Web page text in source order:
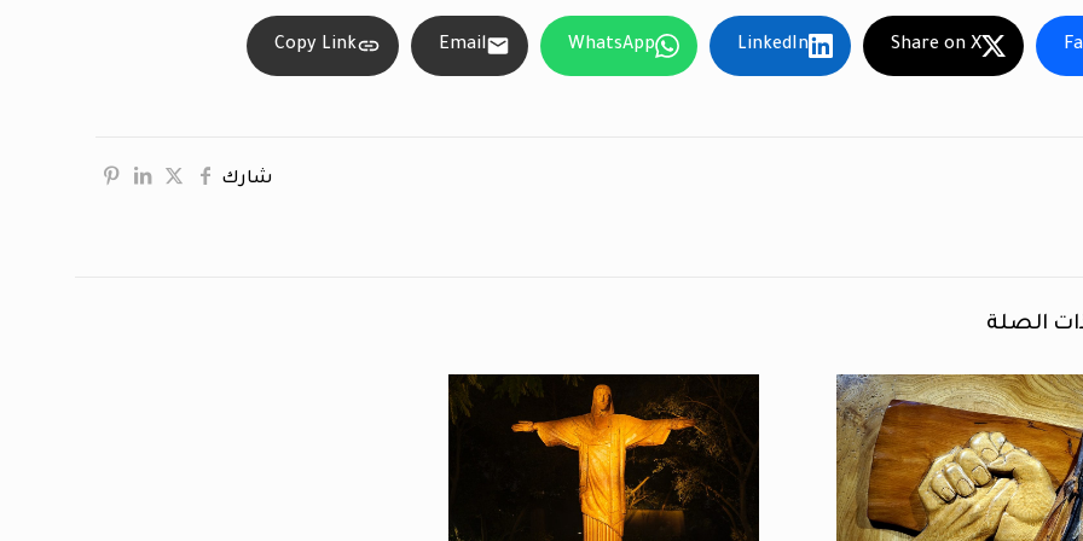
Share on X
LinkedIn
WhatsApp
Email
Copy Link
شارك
الصلة